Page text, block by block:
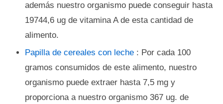
además nuestro organismo puede conseguir hasta
19744,6 ug de vitamina A de esta cantidad de
alimento.
Papilla de cereales con leche : Por cada 100
gramos consumidos de este alimento, nuestro
organismo puede extraer hasta 7,5 mg y
proporciona a nuestro organismo 367 ug. de